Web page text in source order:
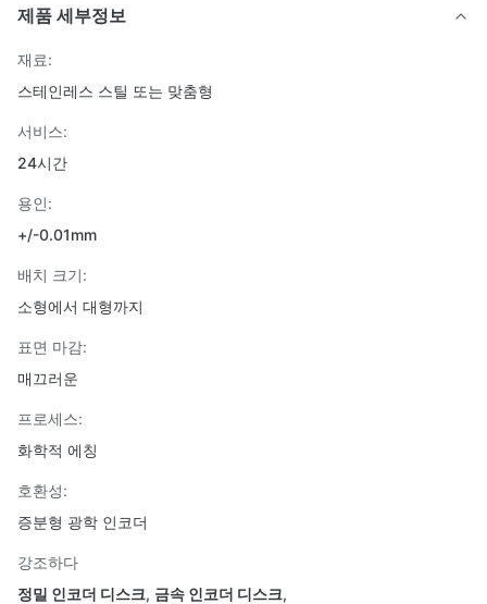
제품 세부정보
재료:
스테인레스 스틸 또는 맞춤형
서비스:
24시간
용인:
+/-0.01mm
배치 크기:
소형에서 대형까지
표면 마감:
매끄러운
프로세스:
화학적 에칭
호환성:
증분형 광학 인코더
강조하다
정밀 인코더 디스크, 금속 인코더 디스크,